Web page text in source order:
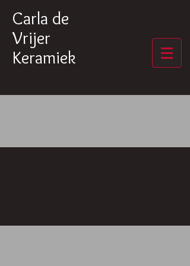
Carla de
Vrijer
Keramiek